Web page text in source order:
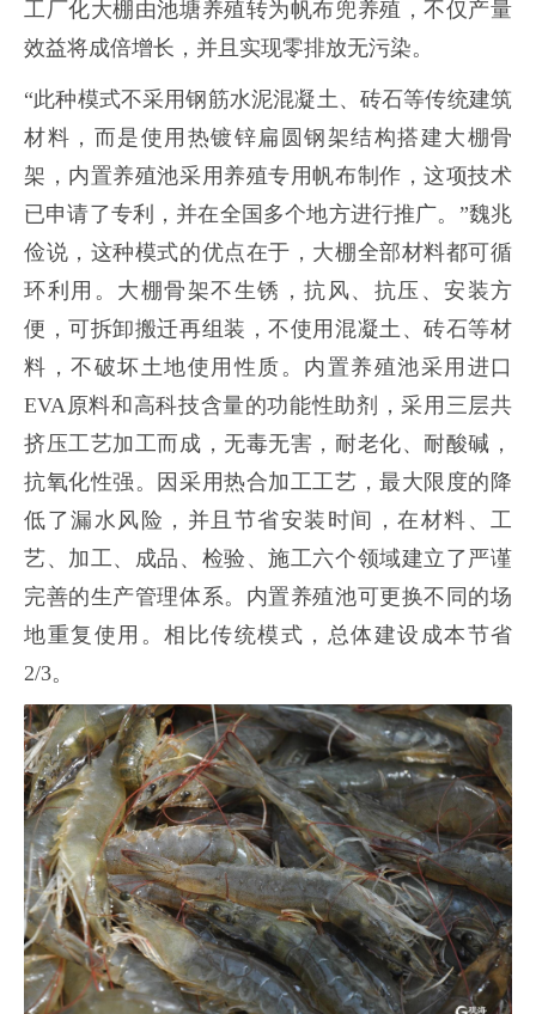
工厂化大棚由池塘养殖转为帆布兜养殖，不仅产量
效益将成倍增长，并且实现零排放无污染。
“此种模式不采用钢筋水泥混凝土、砖石等传统建筑
材料，而是使用热镀锌扁圆钢架结构搭建大棚骨
架，内置养殖池采用养殖专用帆布制作，这项技术
已申请了专利，并在全国多个地方进行推广。”魏兆
俭说，这种模式的优点在于，大棚全部材料都可循
环利用。大棚骨架不生锈，抗风、抗压、安装方
便，可拆卸搬迁再组装，不使用混凝土、砖石等材
料，不破坏土地使用性质。内置养殖池采用进口
EVA原料和高科技含量的功能性助剂，采用三层共
挤压工艺加工而成，无毒无害，耐老化、耐酸碱，
抗氧化性强。因采用热合加工工艺，最大限度的降
低了漏水风险，并且节省安装时间，在材料、工
艺、加工、成品、检验、施工六个领域建立了严谨
完善的生产管理体系。内置养殖池可更换不同的场
地重复使用。相比传统模式，总体建设成本节省
2/3。